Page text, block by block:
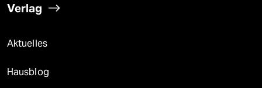
Verlag
Aktuelles
Hausblog